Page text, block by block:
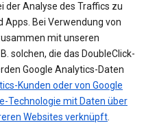
der Analyse des Traffics zu
Apps. Bei Verwendung von
mit unseren
solchen, die das DoubleClick-
Google Analytics-Daten
Kunden oder von Google
Technologie mit Daten über
Websites verknüpft.